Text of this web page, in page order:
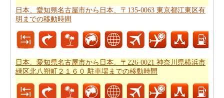
市博多区博多駅中央街１−１ 博多駅までの旅行する方法
については、旅行の要約を取得します。
あなたはいつも道路で旅行中に多くの時間を費やすこと
はできません。あなたは飛行機で行く方が良いかもしれ
ません。日本、愛知県名古屋市から日本、〒812-0012 福
岡県福岡市博多区博多駅中央街１−１ 博多駅までの飛行
時間をもらいます。
日本、愛知県名古屋市から日本、〒135-0063 東京都江東区有
明までの移動時間
日本、愛知県名古屋市から日本、〒226-0021 神奈川県横浜市
緑区北八朔町２１６０ 駐車場までの移動時間